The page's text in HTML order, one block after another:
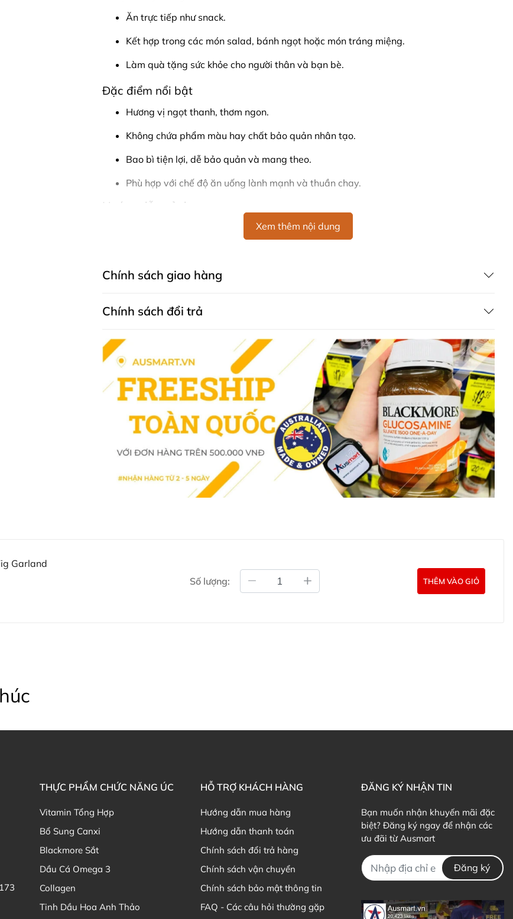
Ăn trực tiếp như snack.
Kết hợp trong các món salad, bánh ngọt hoặc món tráng miệng.
Làm quà tặng sức khỏe cho người thân và bạn bè.
Đặc điểm nổi bật
Hương vị ngọt thanh, thơm ngon.
Không chứa phẩm màu hay chất bảo quản nhân tạo.
Bao bì tiện lợi, dễ bảo quản và mang theo.
Phù hợp với chế độ ăn uống lành mạnh và thuần chay.
Hướng dẫn sử dụng
Dùng trực tiếp từ bao bì như một món ăn nhẹ.
Bảo quản ở nơi khô ráo, thoáng mát, tránh ánh nắng trực tiếp.
Kiểm tra kỹ bao bì trước khi sử dụng. Không dùng nếu bao bì bị rách hoặc hư hỏng.
Người dị ứng với trái cây khô nên tham khảo ý kiến bác sĩ trước khi dùng.
Để xa tầm tay trẻ em để tránh nguy cơ nghẹn.
Sung khô Sweet Vine là sự kết hợp hoàn hảo giữa hương vị thơm ngon và lợi ích sức khỏe.
Với chất lượng cao cấp và tính tiện lợi, sản phẩm này không chỉ là món ăn nhẹ lý tưởng mà
còn là lựa chọn tuyệt vời để bổ sung dinh dưỡng cho cả gia đình. Hãy thưởng thức sung
khô Sweet Vine để trải nghiệm sự ngọt ngào tự nhiên và lành mạnh!
Mua Sung sấy Sweet Vine Dried Fig Garland ở đâu?
Khách hàng có thể đặt mua Sung sấy Sweet Vine Dried Fig Garland trực tiếp trên
website hoặc liên hệ với các kênh tư vấn hỗ trợ khách hàng của Ausmart tại:
Thạc sĩ Điều dưỡng & Cố vấn sản phẩm Lily Huỳnh Đã duyệt nội dung
Xem thêm nội dung
Chính sách giao hàng
Chính sách đổi trả
Garland
Số lượng: THÊM VÀO GIỎ
THỰC PHẨM CHỨC NĂNG ÚC
Vitamin Tổng Hợp
Bổ Sung Canxi
Blackmore Sắt
Dầu Cá Omega 3
Collagen
Tinh Dầu Hoa Anh Thảo
HỖ TRỢ KHÁCH HÀNG
Hướng dẫn mua hàng
Hướng dẫn thanh toán
Chính sách đổi trả hàng
Chính sách vận chuyển
Chính sách bảo mật thông tin
FAQ - Các câu hỏi thường gặp
ĐĂNG KÝ NHẬN TIN
Bạn muốn nhận khuyến mãi đặc
biệt? Đăng ký ngay để nhận các
ưu đãi từ Ausmart
Đăng ký